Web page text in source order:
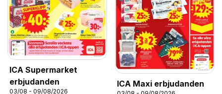
ICA Supermarket
erbjudanden
03/08 - 09/08/2026
ICA Maxi erbjudanden